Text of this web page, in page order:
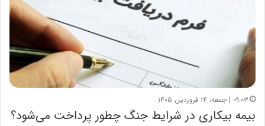
۰۹:۰۳ | جمعه، ۱۴ فروردین ۱۴۰۵
بیمه بیکاری در شرایط جنگ چطور پرداخت می‌شود؟